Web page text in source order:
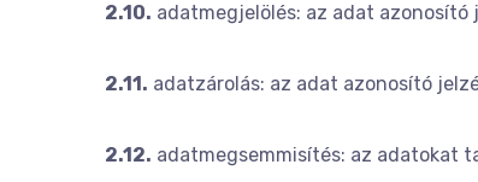
2.10. adatmegjelölés: az adat azonosító
2.11. adatzárolás: az adat azonosító
2.12. adatmegsemmisítés: az adatokat